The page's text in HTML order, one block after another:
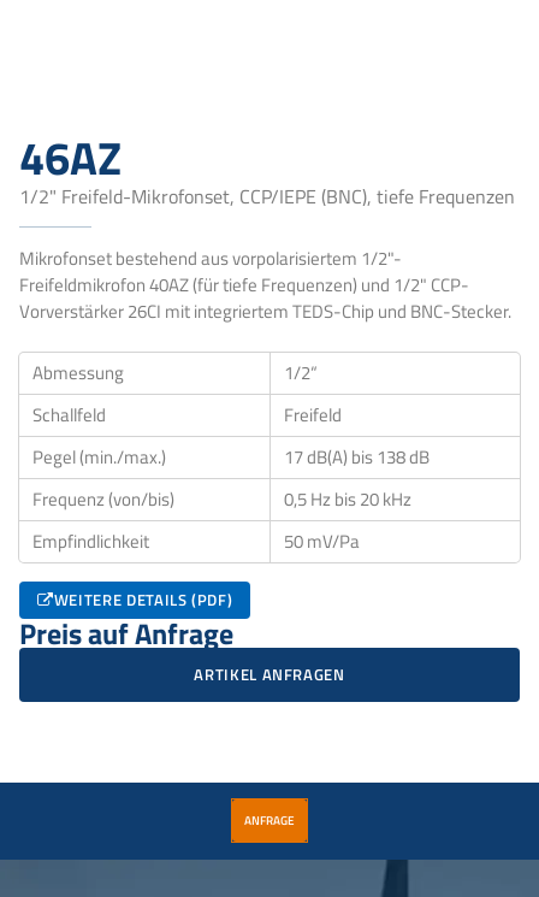
46AZ
1/2" Freifeld-Mikrofonset, CCP/IEPE (BNC), tiefe Frequenzen
Mikrofonset bestehend aus vorpolarisiertem 1/2"-
Freifeldmikrofon 40AZ (für tiefe Frequenzen) und 1/2" CCP-
Vorverstärker 26CI mit integriertem TEDS-Chip und BNC-Stecker.
Abmessung
1/2“
Schallfeld
Freifeld
Pegel (min./max.)
17 dB(A) bis 138 dB
Frequenz (von/bis)
0,5 Hz bis 20 kHz
Empfindlichkeit
50 mV/Pa
WEITERE DETAILS (PDF)
Preis auf Anfrage
ARTIKEL ANFRAGEN
ANFRAGE